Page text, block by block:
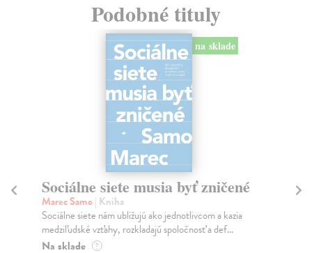
Podobné tituly
na sklade
Sociálne siete musia byť zničené
Marec Samo| Kniha
Sociálne siete nám ubližujú ako jednotlivcom a kazia
medziľudské vzťahy, rozkladajú spoločnosť a def...
Na sklade ?